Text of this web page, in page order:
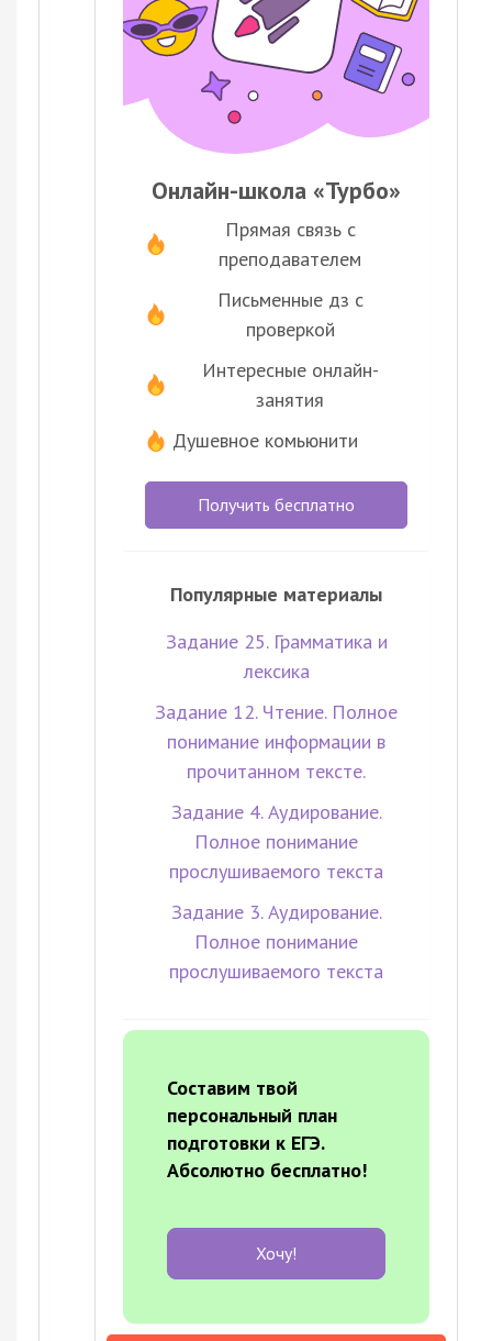
Онлайн-школа «Турбо»
Прямая связь с
преподавателем
Письменные дз с
проверкой
Интересные онлайн-
занятия
Душевное комьюнити
Получить бесплатно
Популярные материалы
Задание 25. Грамматика и
лексика
Задание 12. Чтение. Полное
понимание информации в
прочитанном тексте.
Задание 4. Аудирование.
Полное понимание
прослушиваемого текста
Задание 3. Аудирование.
Полное понимание
прослушиваемого текста
Составим твой
персональный план
подготовки к ЕГЭ.
Абсолютно бесплатно!
Хочу!